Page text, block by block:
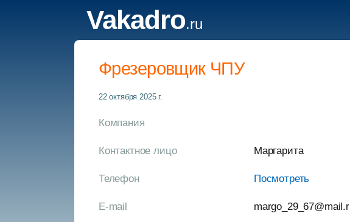
Vakadro.ru
Фрезеровщик ЧПУ
22 октября 2025 г.
Компания
Контактное лицо Маргарита
Телефон Посмотреть
E-mail